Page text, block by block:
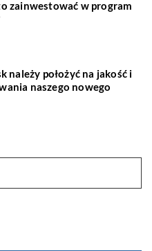
zainwestować w program
należy położyć na jakość i
naszego nowego